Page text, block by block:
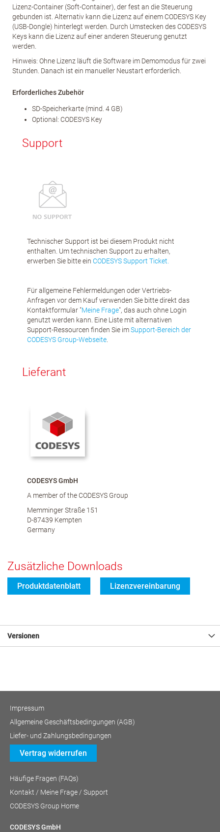
Lizenz-Container (Soft-Container), der fest an die Steuerung
gebunden ist. Alternativ kann die Lizenz auf einem CODESYS Key
(USB-Dongle) hinterlegt werden. Durch Umstecken des CODESYS
Keys kann die Lizenz auf einer anderen Steuerung genutzt
werden.
Hinweis: Ohne Lizenz läuft die Software im Demomodus für zwei
Stunden. Danach ist ein manueller Neustart erforderlich.
Erforderliches Zubehör
SD-Speicherkarte (mind. 4 GB)
Optional: CODESYS Key
Support
Technischer Support ist bei diesem Produkt nicht
enthalten. Um technischen Support zu erhalten,
erwerben Sie bitte ein CODESYS Support Ticket.
Für allgemeine Fehlermeldungen oder Vertriebs-
Anfragen vor dem Kauf verwenden Sie bitte direkt das
Kontaktformular "Meine Frage", das auch ohne Login
genutzt werden kann. Eine Liste mit alternativen
Support-Ressourcen finden Sie imSupport-Bereich der
CODESYS Group-Webseite
Lieferant
CODESYS GmbH
A member of the CODESYS Group
Memminger Straße 151
D-87439 Kempten
Germany
Zusätzliche Downloads
Produktdatenblatt Lizenzvereinbarung
Versionen
Impressum
Allgemeine Geschäftsbedingungen (AGB)
Liefer- und Zahlungsbedingungen
Vertrag widerrufen
Häufige Fragen (FAQs)
Kontakt / Meine Frage / Support
CODESYS Group Home
CODESYS GmbH